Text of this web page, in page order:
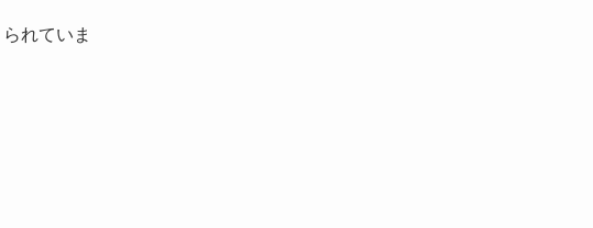
れていま